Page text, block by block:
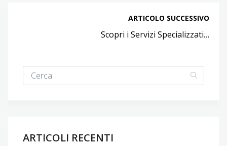
ARTICOLO SUCCESSIVO
Scopri i Servizi Specializzati…
ARTICOLI RECENTI